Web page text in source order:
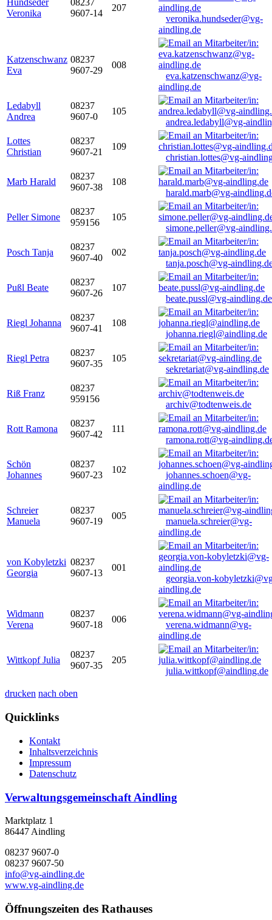
Hundseder
Veronika
08237
9607-14
207
veronika.hundseder@vg-
aindling.de
Katzenschwanz
Eva
08237
9607-29
008
eva.katzenschwanz@vg-
aindling.de
Ledabyll
Andrea
08237
9607-0
105
andrea.ledabyll@vg-
Lottes
Christian
08237
9607-21
109
christian.lottes@vg-
Marb Harald
08237
9607-38
108
harald.marb@vg-
Peller Simone
08237
959156
105
simone.peller@vg-
Posch Tanja
08237
9607-40
002
tanja.posch@vg-
Pußl Beate
08237
9607-26
107
beate.pussl@vg-aindling.de
Riegl Johanna
08237
9607-41
108
johanna.riegl@aindling.de
Riegl Petra
08237
9607-35
105
sekretariat@vg-aindling.de
Riß Franz
08237
959156
archiv@todtenweis.de
Rott Ramona
08237
9607-42
111
ramona.rott@vg-
Schön
Johannes
08237
9607-23
102
johannes.schoen@vg-
aindling.de
Schreier
Manuela
08237
9607-19
005
manuela.schreier@vg-
aindling.de
von Kobyletzki
Georgia
08237
9607-13
001
georgia.von-
aindling.de
Widmann
Verena
08237
9607-18
006
verena.widmann@vg-
aindling.de
Wittkopf Julia
08237
9607-35
205
julia.wittkopf@aindling.de
drucken nach oben
Quicklinks
Kontakt
Inhaltsverzeichnis
Impressum
Datenschutz
Verwaltungsgemeinschaft Aindling
Marktplatz 1
86447 Aindling
08237 9607-0
08237 9607-50
info@vg-aindling.de
www.vg-aindling.de
Öffnungszeiten des Rathauses